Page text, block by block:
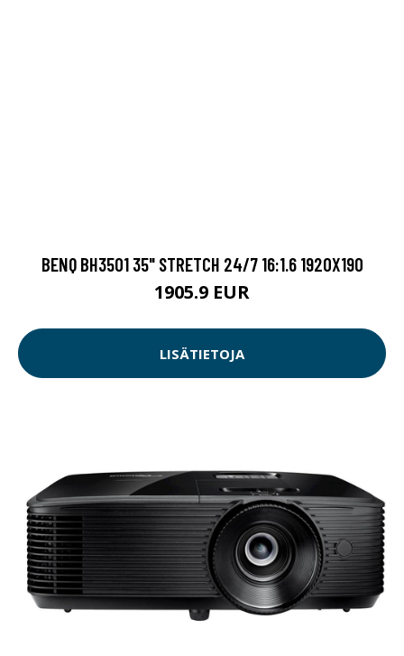
BENQ BH3501 35" STRETCH 24/7 16:1.6 1920X190
1905.9 EUR
LISÄTIETOJA